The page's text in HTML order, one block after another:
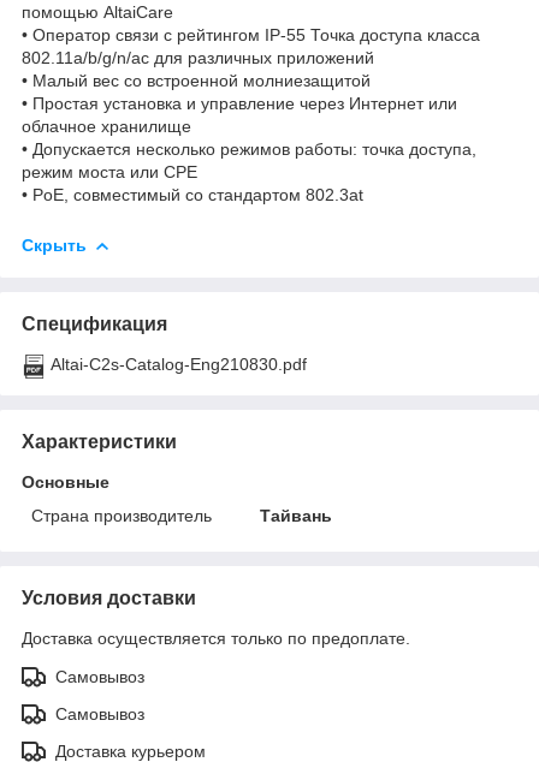
помощью AltaiCare
• Оператор связи с рейтингом IP-55 Точка доступа класса
802.11a/b/g/n/ac для различных приложений
• Малый вес со встроенной молниезащитой
• Простая установка и управление через Интернет или
облачное хранилище
• Допускается несколько режимов работы: точка доступа,
режим моста или CPE
• PoE, совместимый со стандартом 802.3at
Скрыть
Спецификация
Altai-C2s-Catalog-Eng210830.pdf
Характеристики
Основные
Страна производитель
Тайвань
Условия доставки
Доставка осуществляется только по предоплате.
Самовывоз
Самовывоз
Доставка курьером